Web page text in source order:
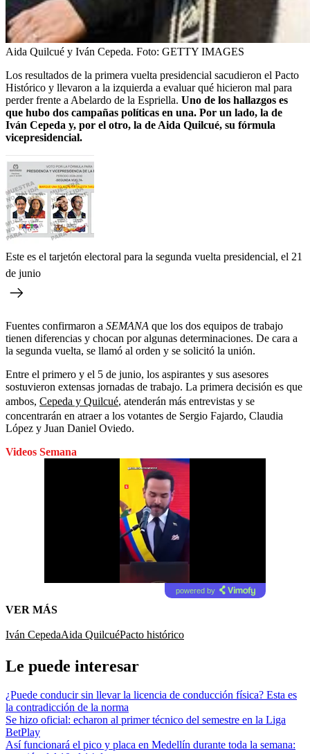
Aida Quilcué y Iván Cepeda. Foto: GETTY IMAGES
Los resultados de la primera vuelta presidencial sacudieron el Pacto
Histórico y llevaron a la izquierda a evaluar qué hicieron mal para
perder frente a Abelardo de la Espriella. Uno de los hallazgos es
que hubo dos campañas políticas en una. Por un lado, la de
Iván Cepeda y, por el otro, la de Aida Quilcué, su fórmula
vicepresidencial.
Este es el tarjetón electoral para la segunda vuelta presidencial, el 21
de junio
Fuentes confirmaron a SEMANA que los dos equipos de trabajo
tienen diferencias y chocan por algunas determinaciones. De cara a
la segunda vuelta, se llamó al orden y se solicitó la unión.
Entre el primero y el 5 de junio, los aspirantes y sus asesores
sostuvieron extensas jornadas de trabajo. La primera decisión es que
ambos, Cepeda y Quilcué, atenderán más entrevistas y se
concentrarán en atraer a los votantes de Sergio Fajardo, Claudia
López y Juan Daniel Oviedo.
Videos Semana
powered by
VER MÁS
Iván CepedaAida QuilcuéPacto histórico
Le puede interesar
¿Puede conducir sin llevar la licencia de conducción física? Esta es
la contradicción de la norma
Se hizo oficial: echaron al primer técnico del semestre en la Liga
BetPlay
Así funcionará el pico y placa en Medellín durante toda la semana: